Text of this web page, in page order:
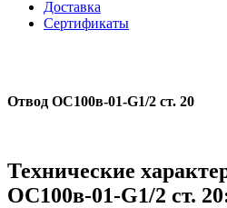
Доставка
Сертификаты
Отвод ОС100в-01-G1/2 ст. 20
Технические
ОС100в-01-G1/2 ст.